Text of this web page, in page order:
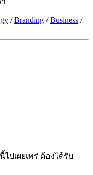
/Branding /Business /
ปเผยเพร่ ต้องได้รับ